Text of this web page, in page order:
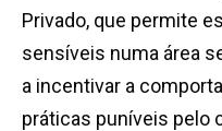
Privado, que permite
sensíveis numa área
a incentivar a
práticas puníveis pelo